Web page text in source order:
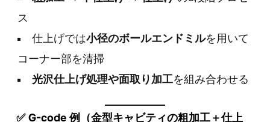
ス
仕上げでは小径のボールエンドミルを用いて
コーナー部を清掃
光沢仕上げ処理や面取り加工を組み合わせる
✅ G-code 例（金型キャビティの粗加工＋仕上